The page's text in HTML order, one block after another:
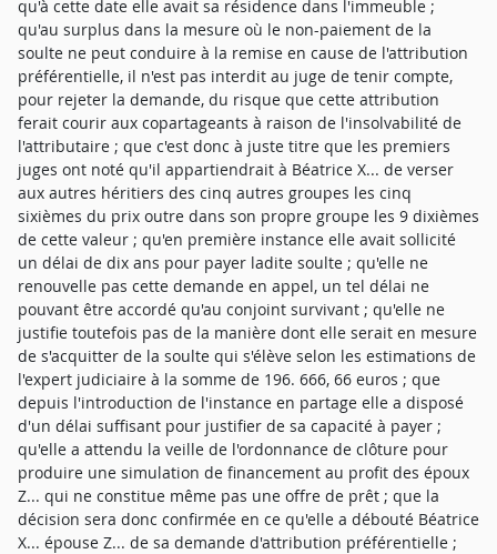
qu'à cette date elle avait sa résidence dans l'immeuble ;
qu'au surplus dans la mesure où le non-paiement de la
soulte ne peut conduire à la remise en cause de l'attribution
préférentielle, il n'est pas interdit au juge de tenir compte,
pour rejeter la demande, du risque que cette attribution
ferait courir aux copartageants à raison de l'insolvabilité de
l'attributaire ; que c'est donc à juste titre que les premiers
juges ont noté qu'il appartiendrait à Béatrice X... de verser
aux autres héritiers des cinq autres groupes les cinq
sixièmes du prix outre dans son propre groupe les 9 dixièmes
de cette valeur ; qu'en première instance elle avait sollicité
un délai de dix ans pour payer ladite soulte ; qu'elle ne
renouvelle pas cette demande en appel, un tel délai ne
pouvant être accordé qu'au conjoint survivant ; qu'elle ne
justifie toutefois pas de la manière dont elle serait en mesure
de s'acquitter de la soulte qui s'élève selon les estimations de
l'expert judiciaire à la somme de 196. 666, 66 euros ; que
depuis l'introduction de l'instance en partage elle a disposé
d'un délai suffisant pour justifier de sa capacité à payer ;
qu'elle a attendu la veille de l'ordonnance de clôture pour
produire une simulation de financement au profit des époux
Z... qui ne constitue même pas une offre de prêt ; que la
décision sera donc confirmée en ce qu'elle a débouté Béatrice
X... épouse Z... de sa demande d'attribution préférentielle ;